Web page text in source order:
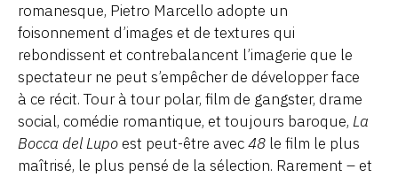
romanesque, Pietro Marcello adopte un
foisonnement d’images et de textures qui
rebondissent et contrebalancent l’imagerie que le
spectateur ne peut s’empêcher de développer face
à ce récit. Tour à tour polar, film de gangster, drame
social, comédie romantique, et toujours baroque, La
Bocca del Lupo est peut-être avec48 le film le plus
maîtrisé, le plus pensé de la sélection. Rarement – et